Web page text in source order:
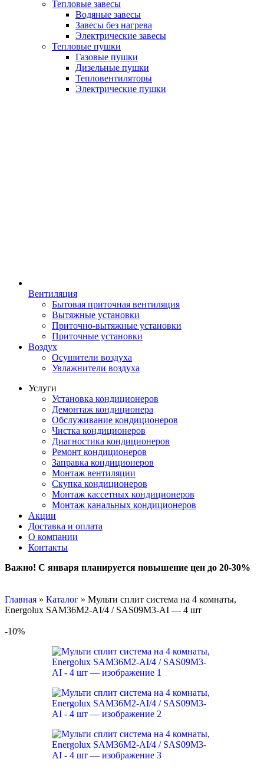
Тепловые завесы
Водяные завесы
Завесы без нагрева
Электрические завесы
Тепловые пушки
Газовые пушки
Дизельные пушки
Тепловентиляторы
Электрические пушки
Вентиляция
Бытовая приточная вентиляция
Вытяжные установки
Приточно-вытяжные установки
Приточные установки
Воздух
Осушители воздуха
Увлажнители воздуха
Услуги
Установка кондиционеров
Демонтаж кондиционера
Обслуживание кондиционеров
Чистка кондиционеров
Диагностика кондиционеров
Ремонт кондиционеров
Заправка кондиционеров
Монтаж вентиляции
Скупка кондиционеров
Монтаж кассетных кондиционеров
Монтаж канальных кондиционеров
Акции
Доставка и оплата
О компании
Контакты
Важно! С января планируется повышение цен до 20-30%
Главная » Каталог » Мульти сплит система на 4 комнаты,
Energolux SAM36M2-AI/4 / SAS09M3-AI — 4 шт
-10%